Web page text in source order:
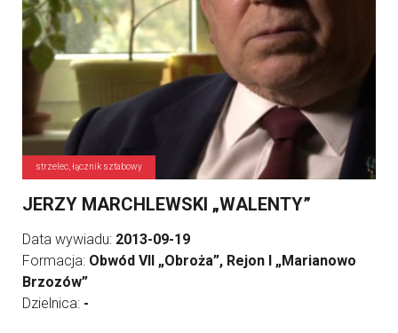
strzelec, łącznik sztabowy
JERZY MARCHLEWSKI „WALENTY”
Data wywiadu: 2013-09-19
Formacja: Obwód VII „Obroża”, Rejon I „Marianowo
Brzozów”
Dzielnica: -